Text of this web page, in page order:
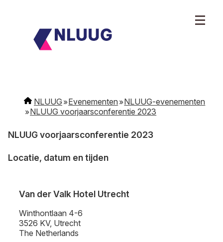
NLUUG Evenementen
NLUUG-evenementen
NLUUG voorjaarsconferentie 2023
NLUUG voorjaarsconferentie 2023
Locatie, datum en tijden
Van der Valk Hotel Utrecht
Winthontlaan 4-6
3526 KV, Utrecht
The Netherlands